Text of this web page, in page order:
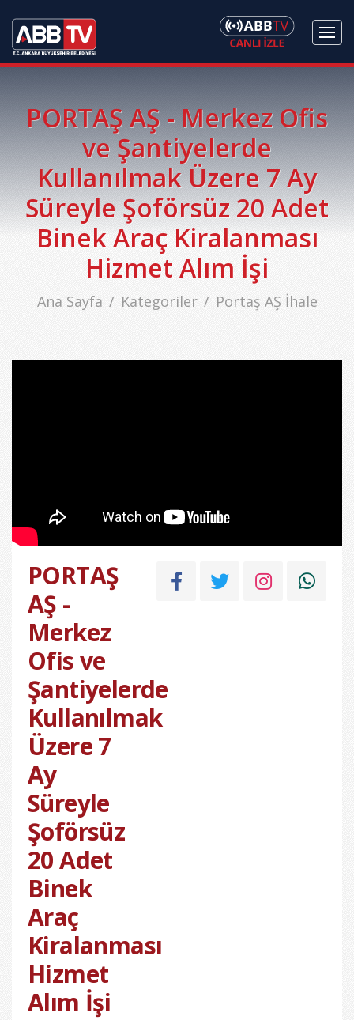
PORTAŞ AŞ - Merkez Ofis
ve Şantiyelerde
Kullanılmak Üzere 7 Ay
Süreyle Şoförsüz 20 Adet
Binek Araç Kiralanması
Hizmet Alım İşi
Ana Sayfa Kategoriler Portaş AŞ İhale
PORTAŞ
AŞ -
Merkez
Ofis ve
Şantiyelerde
Kullanılmak
Üzere 7
Ay
Süreyle
Şoförsüz
20 Adet
Binek
Araç
Kiralanması
Hizmet
Alım İşi